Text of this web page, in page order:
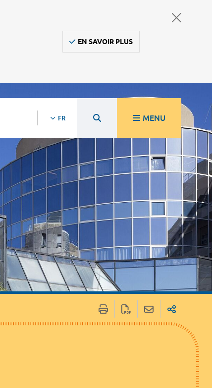
EN SAVOIR PLUS
FR MENU